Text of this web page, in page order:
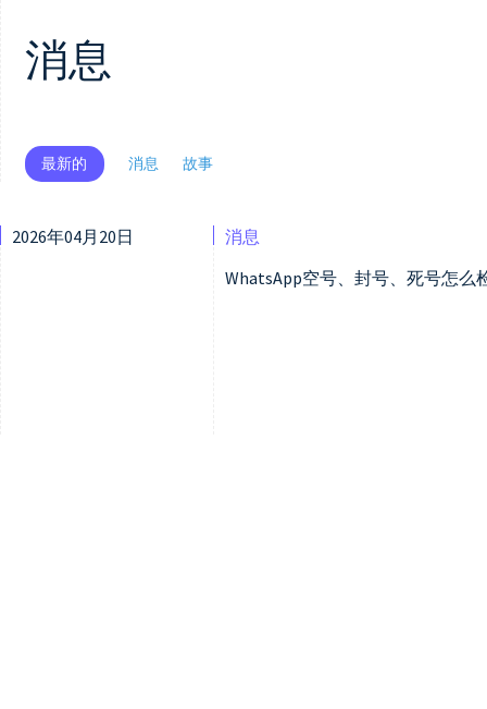
消息
最新的 消息 故事
2026年04月20日
消息
WhatsApp空号、封号、死号怎么